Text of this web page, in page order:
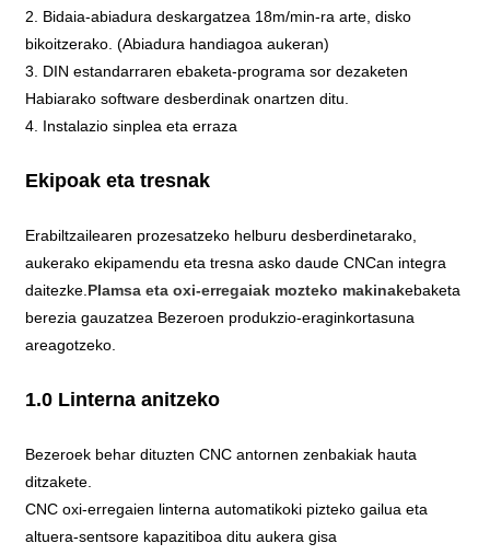
2. Bidaia-abiadura deskargatzea 18m/min-ra arte, disko
bikoitzerako. (Abiadura handiagoa aukeran)
3. DIN estandarraren ebaketa-programa sor dezaketen
Habiarako software desberdinak onartzen ditu.
4. Instalazio sinplea eta erraza
Ekipoak eta tresnak
Erabiltzailearen prozesatzeko helburu desberdinetarako,
aukerako ekipamendu eta tresna asko daude CNCan integra
daitezke.Plamsa eta oxi-erregaiak mozteko makinakebaketa
berezia gauzatzea Bezeroen produkzio-eraginkortasuna
areagotzeko.
1.0 Linterna anitzeko
Bezeroek behar dituzten CNC antornen zenbakiak hauta
ditzakete.
CNC oxi-erregaien linterna automatikoki pizteko gailua eta
altuera-sentsore kapazitiboa ditu aukera gisa